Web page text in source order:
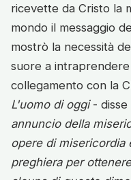
ricevette da Cristo la
mondo il messaggio
mostrò la necessità
suore a
collegamento con la
L'uomo di oggi- disse
annuncio della
opere di misericordia
preghiera per